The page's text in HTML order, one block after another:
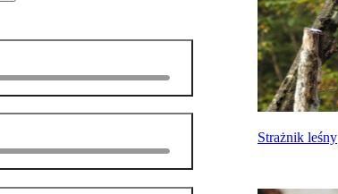
Strażnik leśny